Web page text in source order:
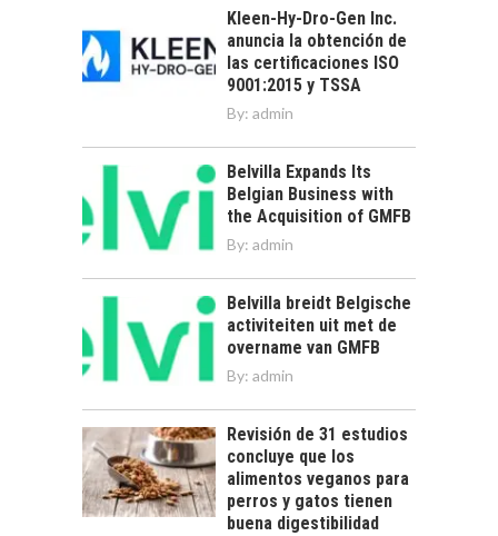
Kleen-Hy-Dro-Gen Inc.
anuncia la obtención de
las certificaciones ISO
9001:2015 y TSSA
By: admin
Belvilla Expands Its
Belgian Business with
the Acquisition of GMFB
By: admin
Belvilla breidt Belgische
activiteiten uit met de
overname van GMFB
By: admin
Revisión de 31 estudios
concluye que los
alimentos veganos para
perros y gatos tienen
buena digestibilidad